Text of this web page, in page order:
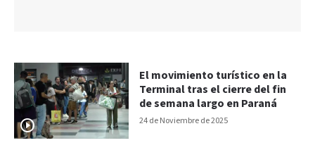
24 de Noviembre de 2025
El movimiento turístico en la
Terminal tras el cierre del fin
de semana largo en Paraná